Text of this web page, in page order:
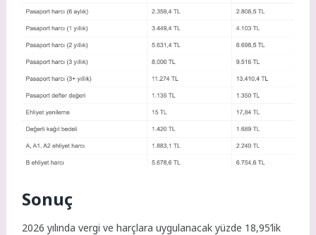
Sonuç
2026 yılında vergi ve harçlara uygulanacak yüzde 18,95’lik